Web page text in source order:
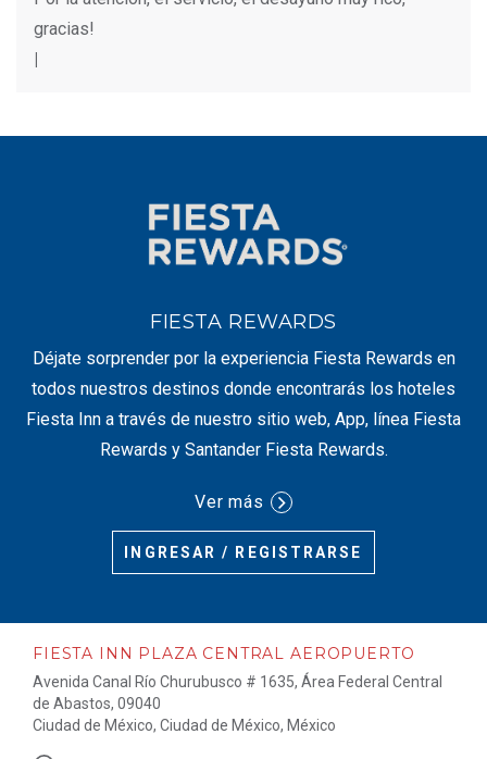
gracias!
|
FIESTA REWARDS
Déjate sorprender por la experiencia Fiesta Rewards en
todos nuestros destinos donde encontrarás los hoteles
Fiesta Inn a través de nuestro sitio web, App, línea Fiesta
Rewards y Santander Fiesta Rewards.
Ver más
INGRESAR / REGISTRARSE
FIESTA INN PLAZA CENTRAL AEROPUERTO
Avenida Canal Río Churubusco # 1635, Área Federal Central
de Abastos, 09040
Ciudad de México, Ciudad de México, México